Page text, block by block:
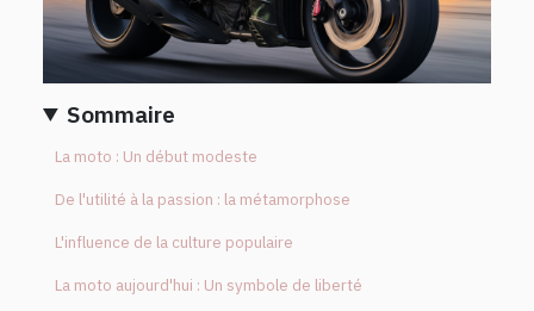
Sommaire
La moto : Un début modeste
De l'utilité à la passion : la métamorphose
L'influence de la culture populaire
La moto aujourd'hui : Un symbole de liberté